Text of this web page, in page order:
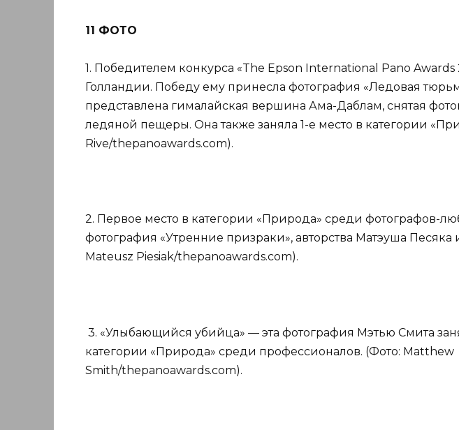
11 ФОТО
1. Победителем конкурса «The Epson International Pano Awards
Голландии. Победу ему принесла фотография «Ледовая
представлена гималайская вершина Ама-Даблам, снятая
ледяной пещеры. Она также заняла 1-е место в категории
Rive/thepanoawards.com).
2. Первое место в категории «Природа» среди фотографов-
фотография «Утренние призраки», авторства Матэуша
Mateusz Piesiak/thepanoawards.com).
3. «Улыбающийся убийца» — эта фотография Мэтью Смита
категории «Природа» среди профессионалов. (Фото: Matthew
Smith/thepanoawards.com).